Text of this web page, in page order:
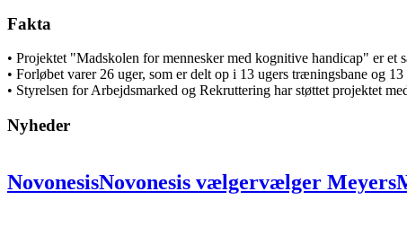
Fakta
• Projektet "Madskolen for mennesker med kognitive handicap" er et
• Forløbet varer 26 uger, som er delt op i 13 ugers træningsbane og
• Styrelsen for Arbejdsmarked og Rekruttering har støttet projektet
Nyheder
NovonesisNovonesis vælgervælger Meyers